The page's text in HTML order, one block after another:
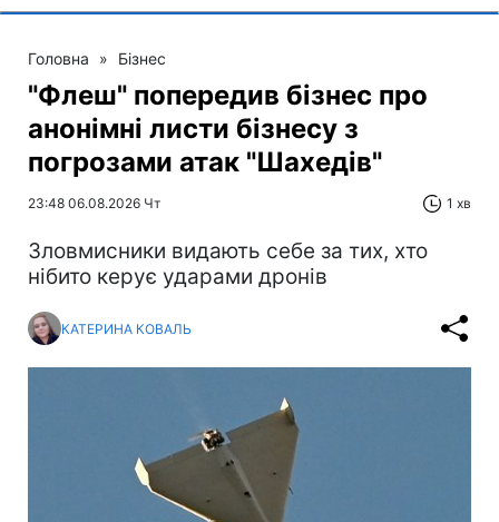
Головна » Бізнес
"Флеш" попередив бізнес про
анонімні листи бізнесу з
погрозами атак "Шахедів"
23:48 06.08.2026 Чт 1 хв
Зловмисники видають себе за тих, хто
нібито керує ударами дронів
КАТЕРИНА КОВАЛЬ